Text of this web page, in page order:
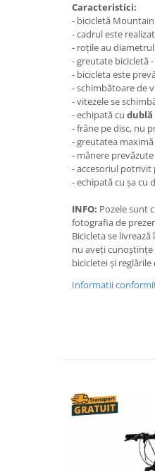
Caracteristici:
- bicicletă
- cadrul este
- roțile au
- greutate bicicletă -
- bicicleta este
- schimbătoare de
- vitezele se
- echipată cu dublă
- frâne pe disc, nu
- greutatea
- mânere
- accesoriul
- echipată cu șa cu
INFO: Pozele sunt
fotografia de
Bicicleta se
nu aveți
bicicletei și
Informatii